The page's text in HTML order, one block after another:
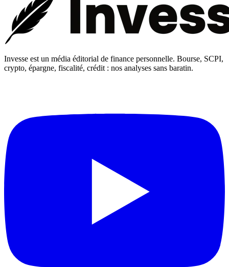
Invesse est un média éditorial de finance personnelle. Bourse, SCPI,
crypto, épargne, fiscalité, crédit : nos analyses sans baratin.